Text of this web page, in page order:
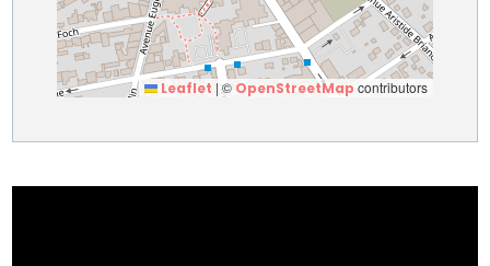
Leaflet |© OpenStreetMap contributors